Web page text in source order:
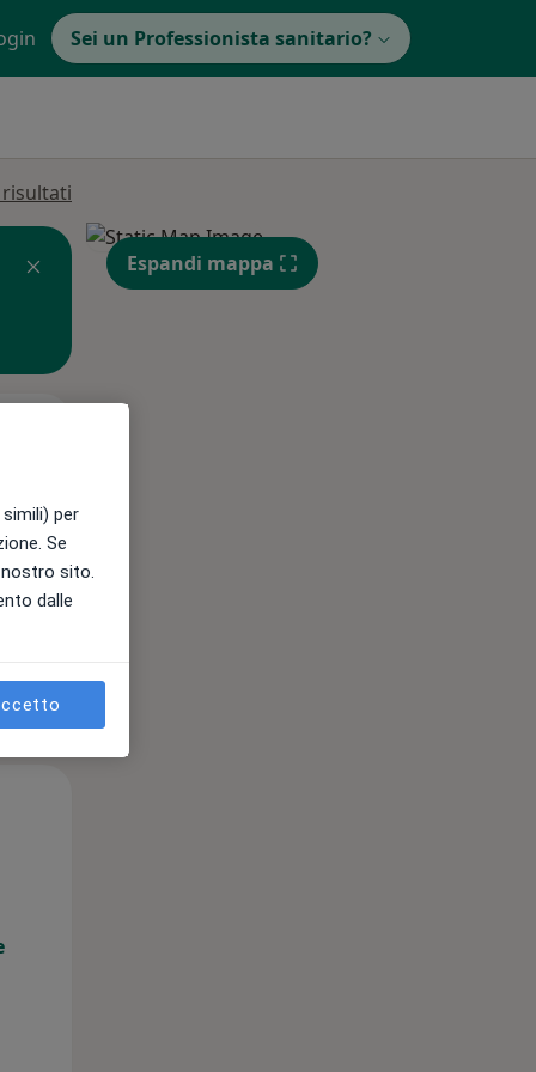
Sei un Professionista sanitario?
Espandi mappa
per
Se
sito.
dalle